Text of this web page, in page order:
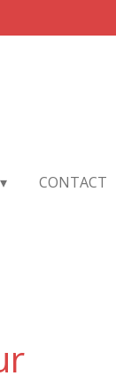
CONTACT